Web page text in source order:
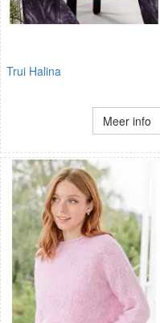
Trui Halina
Meer info